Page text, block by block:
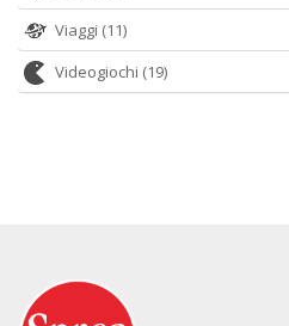
Viaggi (11)
Videogiochi (19)